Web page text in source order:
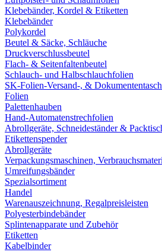
Klebebänder, Kordel & Etiketten
Klebebänder
Polykordel
Beutel & Säcke, Schläuche
Druckverschlussbeutel
Flach- & Seitenfaltenbeutel
Schlauch- und Halbschlauchfolien
SK-Folien-Versand-, &
Folien
Palettenhauben
Hand-Automatenstrechfolien
Abrollgeräte, Schneideständer &
Etikettenspender
Abrollgeräte
Verpackungsmaschinen,
Umreifungsbänder
Spezialsortiment
Handel
Warenauszeichnung, Regalpreisleisten
Polyesterbindebänder
Splintenapparate und Zubehör
Etiketten
Kabelbinder